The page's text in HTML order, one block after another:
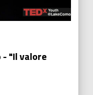
- "Il valore